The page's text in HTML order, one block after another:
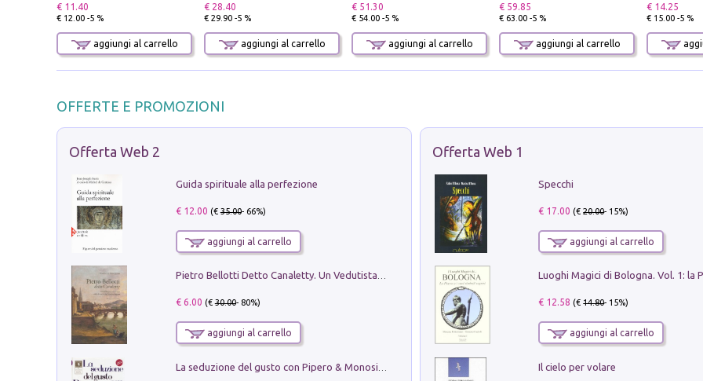
€ 11.40
€ 12.00 -5 %
aggiungi al carrello
€ 28.40
€ 29.90 -5 %
aggiungi al carrello
€ 51.30
€ 54.00 -5 %
aggiungi al carrello
€ 59.85
€ 63.00 -5 %
aggiungi al carrello
€ 14.25
€ 15.00 -5 %
OFFERTE E PROMOZIONI
Offerta Web 2
Guida spirituale alla perfezione
€ 12.00 (€35.00- 66%)
aggiungi al carrello
Pietro Bellotti Detto Canaletty. Un Vedutista Veneziano nella Francia dell'Ancien Régime
€ 6.00 (€30.00- 80%)
aggiungi al carrello
Offerta Web 1
Specchi
€ 17.00 (€20.00- 15%)
aggiungi al carrello
€ 12.58 (€14.80- 15%)
aggiungi al carrello
Il cielo per volare